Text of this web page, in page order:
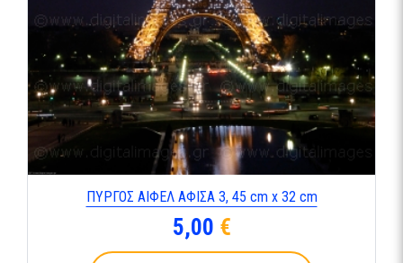
ΠΥΡΓΟΣ ΑΙΦΕΛ ΑΦΙΣΑ 3, 45 cm x 32 cm
5,00 €